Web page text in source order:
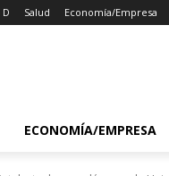
D Salud Economía/Empresa
ECONOMÍA/EMPRESA